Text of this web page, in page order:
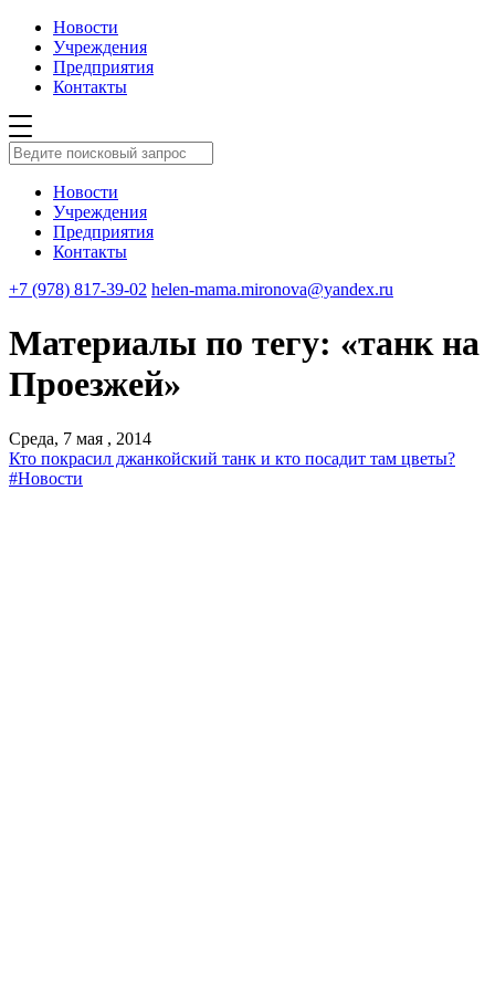
Новости
Учреждения
Предприятия
Контакты
Новости
Учреждения
Предприятия
Контакты
+7 (978) 817-39-02 helen-mama.mironova@yandex.ru
Материалы по тегу: «танк на
Проезжей»
Среда, 7 мая , 2014
Кто покрасил джанкойский танк и кто посадит там цветы?
#Новости